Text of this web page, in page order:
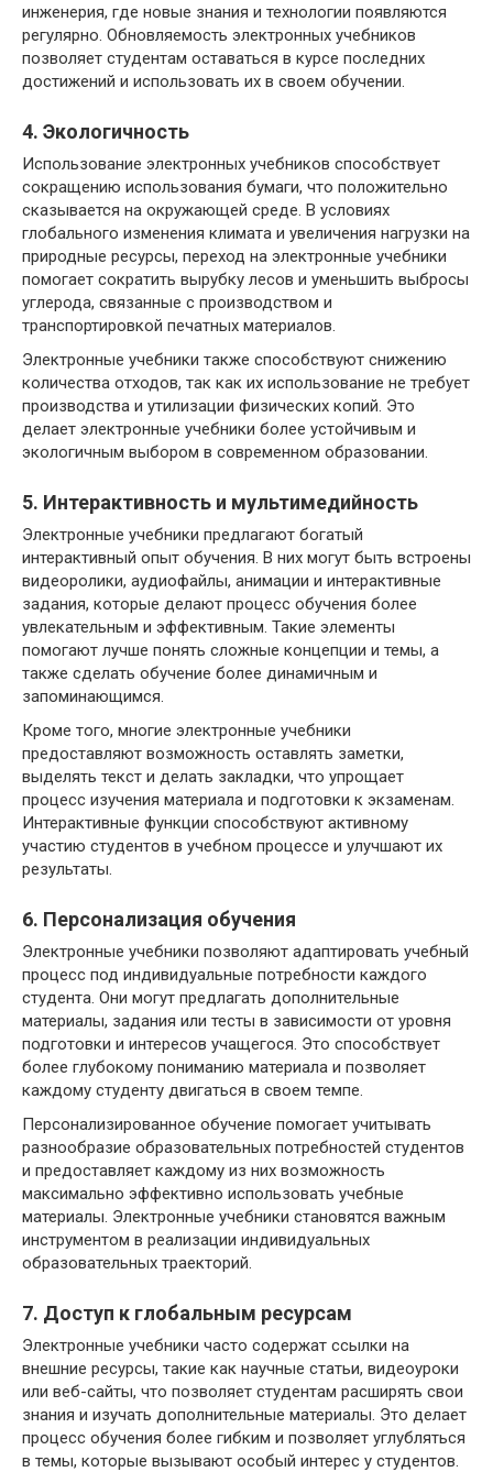
инженерия, где новые знания и технологии появляются
регулярно. Обновляемость электронных учебников
позволяет студентам оставаться в курсе последних
достижений и использовать их в своем обучении.
4. Экологичность
Использование электронных учебников способствует
сокращению использования бумаги, что положительно
сказывается на окружающей среде. В условиях
глобального изменения климата и увеличения нагрузки на
природные ресурсы, переход на электронные учебники
помогает сократить вырубку лесов и уменьшить выбросы
углерода, связанные с производством и
транспортировкой печатных материалов.
Электронные учебники также способствуют снижению
количества отходов, так как их использование не требует
производства и утилизации физических копий. Это
делает электронные учебники более устойчивым и
экологичным выбором в современном образовании.
5. Интерактивность и мультимедийность
Электронные учебники предлагают богатый
интерактивный опыт обучения. В них могут быть встроены
видеоролики, аудиофайлы, анимации и интерактивные
задания, которые делают процесс обучения более
увлекательным и эффективным. Такие элементы
помогают лучше понять сложные концепции и темы, а
также сделать обучение более динамичным и
запоминающимся.
Кроме того, многие электронные учебники
предоставляют возможность оставлять заметки,
выделять текст и делать закладки, что упрощает
процесс изучения материала и подготовки к экзаменам.
Интерактивные функции способствуют активному
участию студентов в учебном процессе и улучшают их
результаты.
6. Персонализация обучения
Электронные учебники позволяют адаптировать учебный
процесс под индивидуальные потребности каждого
студента. Они могут предлагать дополнительные
материалы, задания или тесты в зависимости от уровня
подготовки и интересов учащегося. Это способствует
более глубокому пониманию материала и позволяет
каждому студенту двигаться в своем темпе.
Персонализированное обучение помогает учитывать
разнообразие образовательных потребностей студентов
и предоставляет каждому из них возможность
максимально эффективно использовать учебные
материалы. Электронные учебники становятся важным
инструментом в реализации индивидуальных
образовательных траекторий.
7. Доступ к глобальным ресурсам
Электронные учебники часто содержат ссылки на
внешние ресурсы, такие как научные статьи, видеоуроки
или веб-сайты, что позволяет студентам расширять свои
знания и изучать дополнительные материалы. Это делает
процесс обучения более гибким и позволяет углубляться
в темы, которые вызывают особый интерес у студентов.